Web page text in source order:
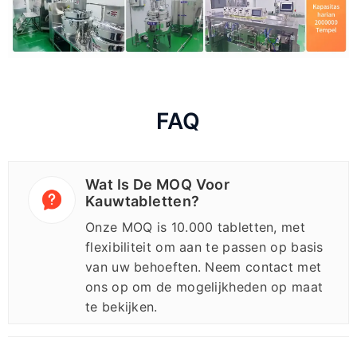
FAQ
Wat Is De MOQ Voor
Kauwtabletten?
Onze MOQ is 10.000 tabletten, met
flexibiliteit om aan te passen op basis
van uw behoeften. Neem contact met
ons op om de mogelijkheden op maat
te bekijken.